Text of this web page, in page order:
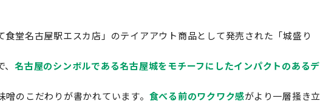
堂名古屋駅エスカ店」のテイアアウト商品として発売された「城盛り
名古屋のシンボルである名古屋城をモチーフにしたインパクトのあるデ
のこだわりが書かれています。 食べる前のワクワク感がより一層掻き立